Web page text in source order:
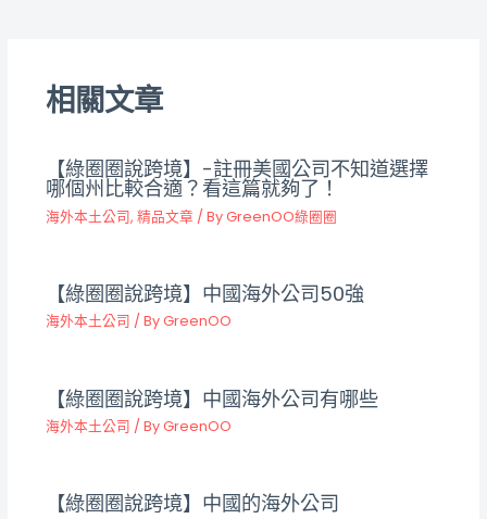
相關文章
【綠圈圈說跨境】-註冊美國公司不知道選擇
哪個州比較合適？看這篇就夠了！
海外本土公司, 精品文章 / ByGreenOO綠圈圈
【綠圈圈說跨境】中國海外公司50強
海外本土公司 / ByGreenOO
【綠圈圈說跨境】中國海外公司有哪些
海外本土公司 / ByGreenOO
【綠圈圈說跨境】中國的海外公司